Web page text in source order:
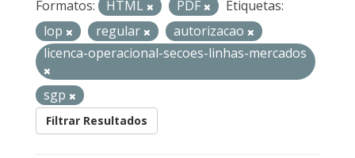
Formatos: HTML PDF
Etiquetas:
lop
regular
autorizacao
licenca-operacional-secoes-linhas-mercados
sgp
Filtrar Resultados